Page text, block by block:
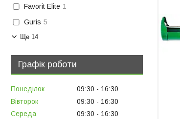
Favorit Elite 1
Guris 5
Ще 14
Графік роботи
Понеділок 09:30
16:30
Вівторок
09:30
16:30
Середа
09:30
16:30